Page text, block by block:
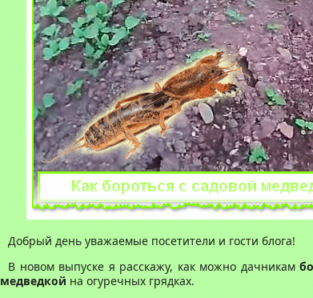
Добрый день уважаемые посетители и гости блога!
В новом выпуске я расскажу, как можно дачникам
медведкой на огуречных грядках.